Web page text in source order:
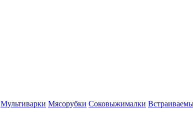
Мультиварки Мясорубки Соковыжималки